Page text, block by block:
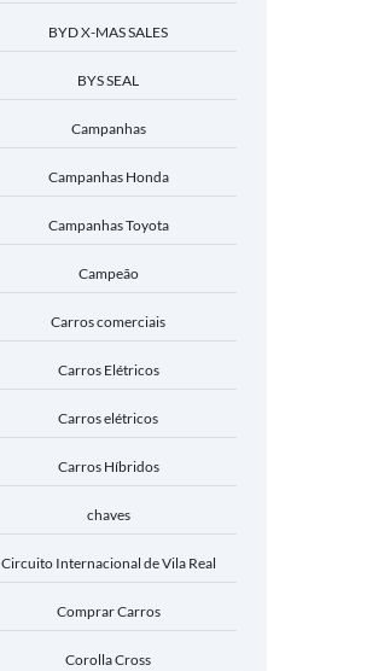
BYD X-MAS SALES
BYS SEAL
Campanhas
Campanhas Honda
Campanhas Toyota
Campeão
Carros comerciais
Carros Elétricos
Carros elétricos
Carros Híbridos
chaves
Circuito Internacional de Vila Real
Comprar Carros
Corolla Cross